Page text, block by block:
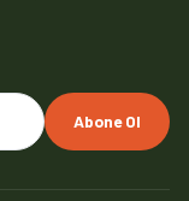
Abone Ol